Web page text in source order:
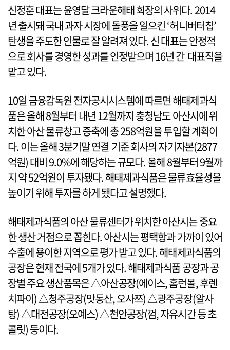
신정훈 대표는 윤영달 크라운해태 회장의 사위다. 2014
년 출시돼 국내 과자 시장에 돌풍을 일으킨 ‘허니버터칩’
탄생을 주도한 인물로 잘 알려져 있다. 신 대표는 안정적
으로 회사를 경영한 성과를 인정받으며 16년 간 대표직을
맡고 있다.
10일 금융감독원 전자공시시스템에 따르면 해태제과식
품은 올해 8월부터 내년 12월까지 충청남도 아산시에 위
치한 아산 물류창고 증축에 총 258억원을 투입할 계획이
다. 이는 올해 3분기말 연결 기준 회사의 자기자본(2877
억원) 대비 9.0%에 해당하는 규모다. 올해 8월부터 9월까
지 약 52억원이 투자됐다. 해태제과식품은 물류효율성을
높이기 위해 투자를 하게 됐다고 설명했다.
해태제과식품의 아산 물류센터가 위치한 아산시는 중요
한 생산 거점으로 꼽힌다. 아산시는 평택항과 가까이 있어
수출에 용이한 지역으로 평가 받고 있다. 해태제과식품의
공장은 현재 전국에 5개가 있다. 해태제과식품 공장과 공
장별 주요 생산품목은 △아산공장(에이스, 홈런볼, 후렌
치파이) △청주공장(맛동산, 오사쯔) △광주공장(알사
탕) △대전공장(오예스) △천안공장(껌, 자유시간 등 초
콜릿) 등이다.